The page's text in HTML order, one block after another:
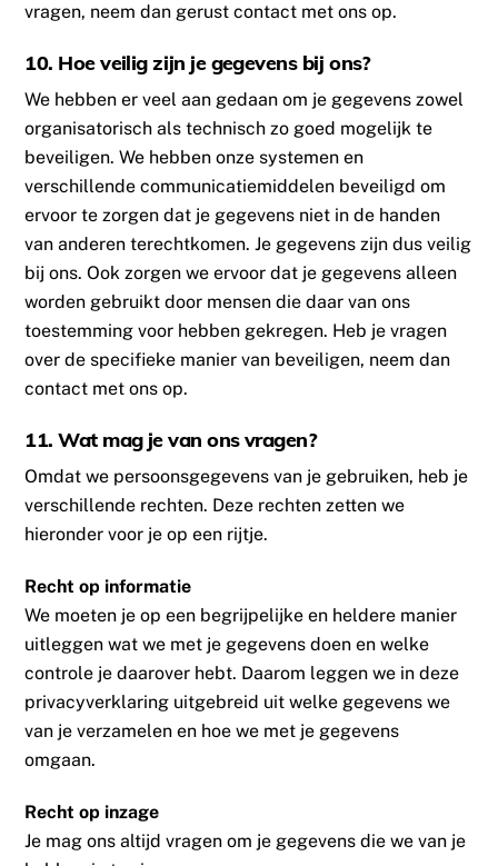
vragen, neem dan gerust contact met ons op.
10. Hoe veilig zijn je gegevens bij ons?
We hebben er veel aan gedaan om je gegevens zowel
organisatorisch als technisch zo goed mogelijk te
beveiligen. We hebben onze systemen en
verschillende communicatiemiddelen beveiligd om
ervoor te zorgen dat je gegevens niet in de handen
van anderen terechtkomen. Je gegevens zijn dus veilig
bij ons. Ook zorgen we ervoor dat je gegevens alleen
worden gebruikt door mensen die daar van ons
toestemming voor hebben gekregen. Heb je vragen
over de specifieke manier van beveiligen, neem dan
contact met ons op.
11. Wat mag je van ons vragen?
Omdat we persoonsgegevens van je gebruiken, heb je
verschillende rechten. Deze rechten zetten we
hieronder voor je op een rijtje.
Recht op informatie
We moeten je op een begrijpelijke en heldere manier
uitleggen wat we met je gegevens doen en welke
controle je daarover hebt. Daarom leggen we in deze
privacyverklaring uitgebreid uit welke gegevens we
van je verzamelen en hoe we met je gegevens
omgaan.
Recht op inzage
Je mag ons altijd vragen om je gegevens die we van je